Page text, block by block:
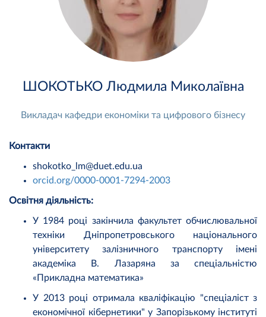
ШОКОТЬКО Людмила Миколаївна
Викладач кафедри економіки та цифрового бізнесу
Контакти
shokotko_lm@duet.edu.ua
orcid.org/0000-0001-7294-2003
Освітня діяльність:
У 1984 році закінчила факультет обчислювальної
техніки Дніпропетровського національного
університету залізничного транспорту імені
академіка В. Лазаряна за спеціальністю
«Прикладна математика»
У 2013 році отримала кваліфікацію "спеціаліст з
економічної кібернетики" у Запорізькому інституті